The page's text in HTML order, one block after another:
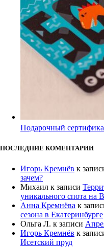
Подарочный
ПОСЛЕДНИЕ КОМЕНТАРИИ
Игорь Кремнёв к
зачем?
Михаил к записи
уникального спота на
Анна Кремнёва к
сезона в Екатеринбурге
Ольга Л. к записи
Игорь Кремнёв к
Исетский пруд